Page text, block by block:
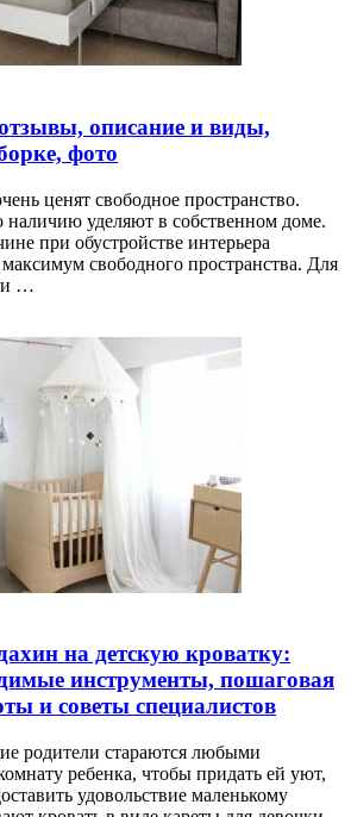
описание и виды,
фото
ценят свободное пространство.
наличию уделяют в собственном доме.
при обустройстве интерьера
свободного пространства. Для
…
на детскую кроватку:
инструменты, пошаговая
и советы специалистов
родители стараются любыми
ребенка, чтобы придать ей уют,
удовольствие маленькому